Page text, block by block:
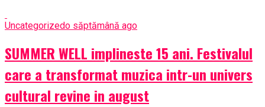
Uncategorizedo săptămână ago
SUMMER WELL implineste 15 ani. Festivalul
care a transformat muzica intr-un univers
cultural revine in august